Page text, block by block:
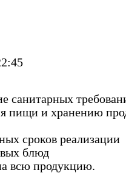
санитарных
пищи и хранению
сроков реализации
блюд
всю продукцию.